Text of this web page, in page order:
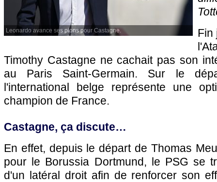
Leonardo avance ses pions pour Castagne.
Fin
Timothy Castagne ne cachait pas son
au Paris Saint-Germain. Sur le
l'international belge représente une
champion de France.
Castagne, ça discute…
En effet, depuis le départ de Thomas
pour le Borussia Dortmund, le PSG se
d'un latéral droit afin de renforcer son